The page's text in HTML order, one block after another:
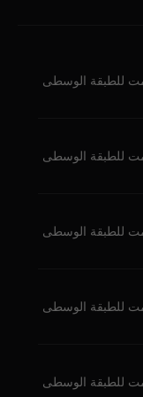
للطبقة الوسطى
للطبقة الوسطى
للطبقة الوسطى
للطبقة الوسطى
للطبقة الوسطى